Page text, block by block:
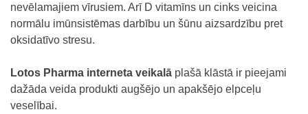
nevēlamajiem vīrusiem. Arī D vitamīns un cinks veicina
normālu imūnsistēmas darbību un šūnu aizsardzību pret
oksidatīvo stresu.
Lotos Pharma interneta veikalā plašā klāstā ir pieejami
dažāda veida produkti augšējo un apakšējo elpceļu
veselībai.